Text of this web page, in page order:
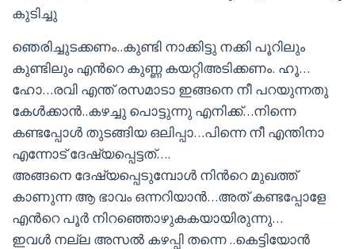
കുടിച്ചു
ഞെരിച്ചുടക്കണം..കുണ്ടി നാക്കിട്ടു നക്കി പൂറിലും
കുണ്ടിലും എന്‍റെ കുണ്ണ കയറ്റിഅടിക്കണം. ഹൂ…
ഹോ…രവി എന്ത് രസമാടാ ഇങ്ങനെ നീ പറയുന്നതു
കേള്‍ക്കാന്‍..കഴച്ചു പൊട്ടുന്നു എനിക്ക്…നിന്നെ
കണ്ടപ്പോള്‍ തുടങ്ങിയ ഒലിപ്പാ…പിന്നെ നീ എന്തിനാ
എന്നോട് ദേഷ്യപ്പെട്ടത്‌….
അങ്ങനെ ദേഷ്യപ്പെടുമ്പോള്‍ നിന്‍റെ മുഖത്ത്
കാണുന്ന ആ ഭാവം ഒന്നറിയാന്‍…അത് കണ്ടപ്പോളേ
എന്‍റെ പൂര്‍ നിറഞ്ഞൊഴുകകയായിരുന്നു…
ഇവള്‍ നല്ല അസല്‍ കഴപ്പി തന്നെ ..കെട്ടിയോന്‍